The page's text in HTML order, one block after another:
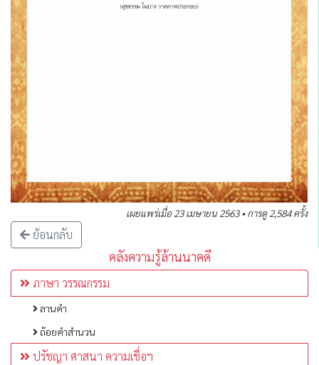
เผยแพร่เมื่อ 23 เมษายน 2563 • การดู 2,584 ครั้ง
ย้อนกลับ
คลังความรู้ล้านนาคดี
ภาษา วรรณกรรม
ลานคำ
ถ้อยคำสำนวน
ปรัชญา ศาสนา ความเชื่อฯ